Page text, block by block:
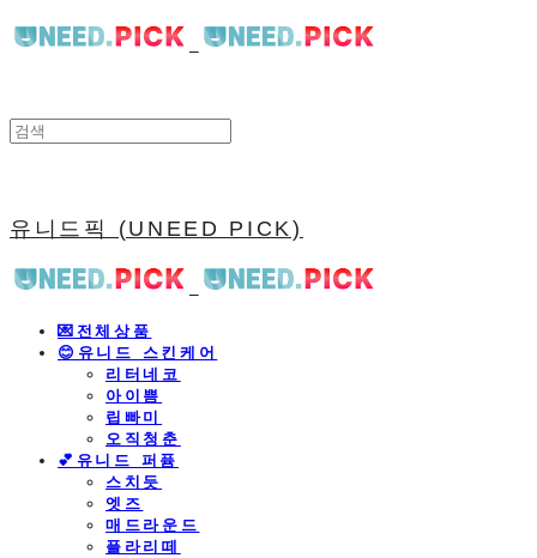
유니드픽 (UNEED PICK)
💌전체상품
😊유니드 스킨케어
리터네코
아이쁨
립빠미
오직청춘
💕유니드 퍼퓸
스치듯
엣즈
매드라운드
플라리떼